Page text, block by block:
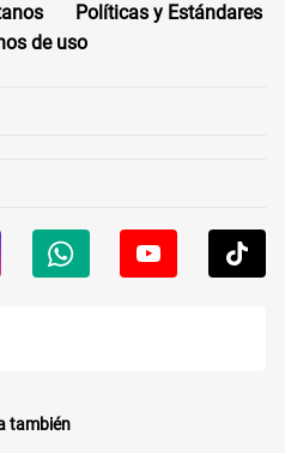
Políticas y Estándares
de uso
también